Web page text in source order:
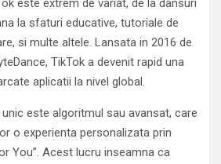
este extrem de variat, de la dansuri
la sfaturi educative, tutoriale de
si multe altele. Lansata in 2016 de
TikTok a devenit rapid una
aplicatii la nivel global.
este algoritmul sau avansat, care
o experienta personalizata prin
You”. Acest lucru inseamna ca